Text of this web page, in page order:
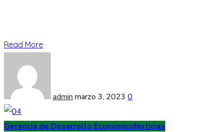
Read More
admin marzo 3, 2023 0
Gerencia de Desarrollo EconómicoNoticias